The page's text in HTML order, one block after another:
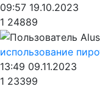
09:57 19.10.2023
1 24889
использование
13:49 09.11.2023
1 23399